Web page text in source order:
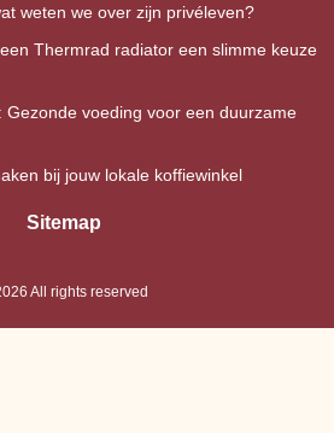
weten we over zijn privéleven?
Thermrad radiator een slimme keuze
Gezonde voeding voor een duurzame
bij jouw lokale koffiewinkel
Sitemap
All rights reserved